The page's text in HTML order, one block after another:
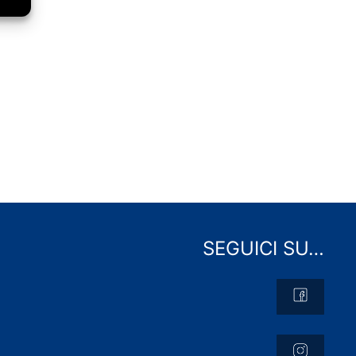
SEGUICI SU…